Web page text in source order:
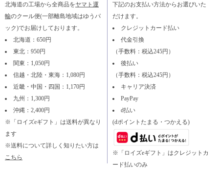
北海道の工場から全商品をヤマト運
輸のクール便(一部離島地域はゆうパ
ック)でお届けしております。
北海道：650円
東北：950円
関東：1,050円
信越・北陸・東海：1,080円
近畿・中国・四国：1,170円
九州：1,300円
沖縄：2,400円
※「ロイズeギフト」は送料が異なり
ます
※送料について詳しく知りたい方は
こちら
下記のお支払い方法からお選びいた
だけます。
クレジットカード払い
代金引換
（手数料：税込245円）
後払い
（手数料：税込245円）
キャリア決済
PayPay
d払い
(dポイントたまる・つかえる)
※「ロイズeギフト」はクレジットカ
ード払いのみ